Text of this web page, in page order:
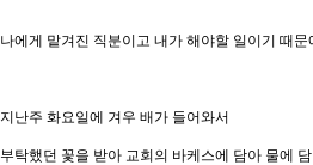
나에게 맡겨진 직분이고 내가 해야할 일이기 때문
지난주 화요일에 겨우 배가 들어와서
부탁했던 꽃을 받아 교회의 바케스에 담아 물에